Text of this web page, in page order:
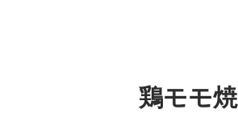
鶏モモ焼